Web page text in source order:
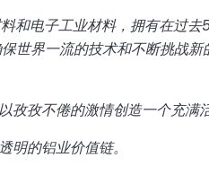
和电子工业材料，拥有在过去
世界一流的技术和不断挑战新
孜不倦的激情创造一个充满
明的铝业价值链。